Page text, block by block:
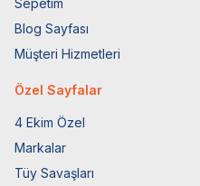
Blog Sayfası
Müşteri Hizmetleri
Özel Sayfalar
4 Ekim Özel
Markalar
Tüy Savaşları